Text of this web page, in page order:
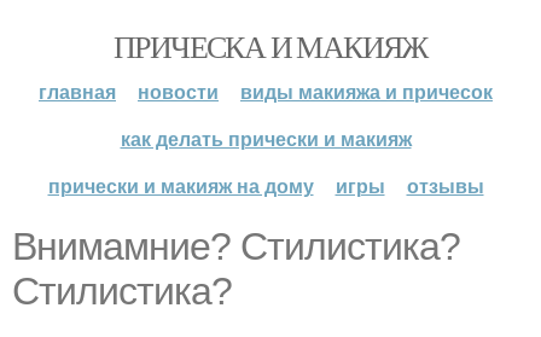
ПРИЧЕСКА И МАКИЯЖ
главная новости
виды макияжа и причесок
как делать прически и макияж
прически и макияж на дому
игры отзывы
Внимамние? Стилистика?
Стилистика?